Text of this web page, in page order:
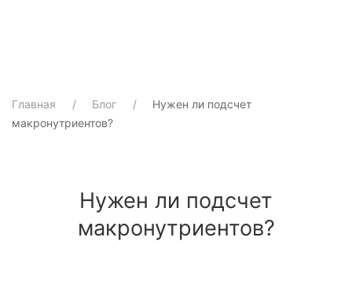
Главная Блог
Нужен ли подсчет
макронутриентов?
Нужен ли подсчет
макронутриентов?